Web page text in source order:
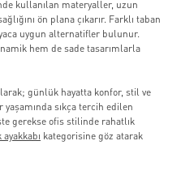
kullanılan materyaller, uzun
ön plana çıkarır. Farklı taban
uygun alternatifler bulunur.
hem de sade tasarımlarla
günlük hayatta konfor, stil ve
yaşamında sıkça tercih edilen
gerekse ofis stilinde rahatlık
ayakkabı kategorisine göz atarak